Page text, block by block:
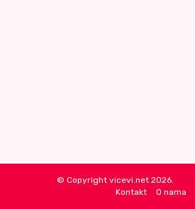
© Copyright vicevi.net 2026.
Kontakt
O nama